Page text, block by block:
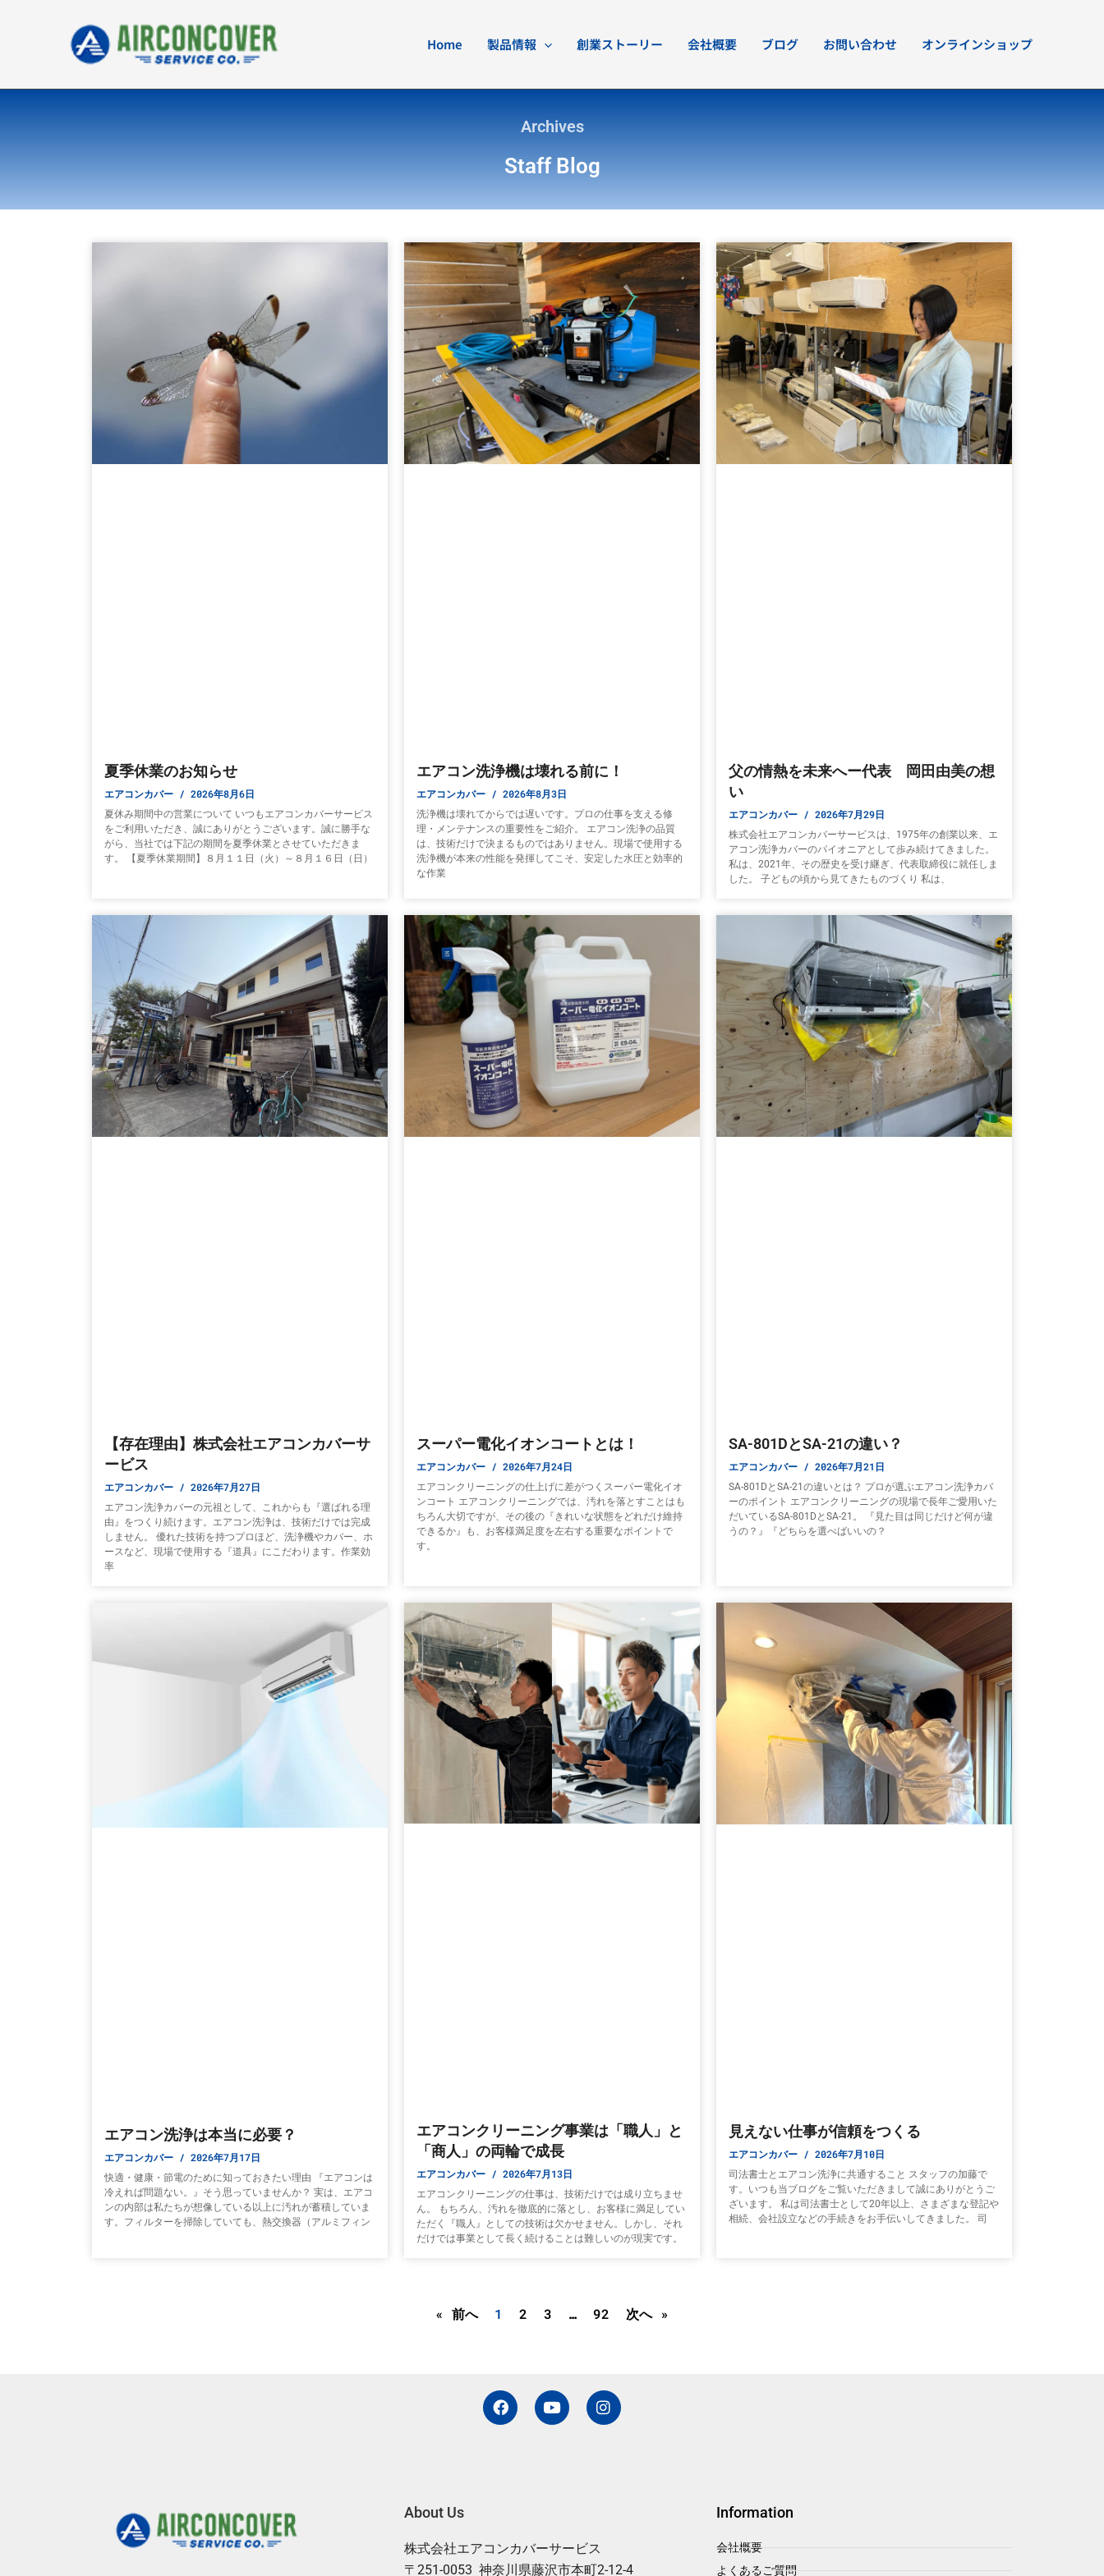
キ
Home 製品情報 創業ストーリー 会社概要 ブログ お問い合わせ オンラインショップ
Archives
Staff Blog
夏季休業のお知らせ
エアコンカバー 2026年8月6日
夏休み期間中の営業について いつもエアコンカバーサービス
をご利用いただき、誠にありがとうございます。誠に勝手な
がら、当社では下記の期間を夏季休業とさせていただきま
す。 【夏季休業期間】８月１１日（火）～８月１６日（日）
エアコン洗浄機は壊れる前に！
エアコンカバー 2026年8月3日
洗浄機は壊れてからでは遅いです。プロの仕事を支える修
理・メンテナンスの重要性をご紹介。 エアコン洗浄の品質
は、技術だけで決まるものではありません。現場で使用する
洗浄機が本来の性能を発揮してこそ、安定した水圧と効率的
な作業
父の情熱を未来へー代表 岡田由美の想
い
エアコンカバー 2026年7月29日
株式会社エアコンカバーサービスは、1975年の創業以来、エ
アコン洗浄カバーのパイオニアとして歩み続けてきました。
私は、2021年、その歴史を受け継ぎ、代表取締役に就任しま
した。 子どもの頃から見てきたものづくり 私は、
【存在理由】株式会社エアコンカバーサ
ービス
エアコンカバー 2026年7月27日
エアコン洗浄カバーの元祖として、これからも『選ばれる理
由』をつくり続けます。エアコン洗浄は、技術だけでは完成
しません。 優れた技術を持つプロほど、洗浄機やカバー、ホ
ースなど、現場で使用する『道具』にこだわります。作業効
率
スーパー電化イオンコートとは！
エアコンカバー 2026年7月24日
エアコンクリーニングの仕上げに差がつくスーパー電化イオ
ンコート エアコンクリーニングでは、汚れを落とすことはも
ちろん大切ですが、その後の『きれいな状態をどれだけ維持
できるか』も、お客様満足度を左右する重要なポイントで
す。
SA-801DとSA-21の違い？
エアコンカバー 2026年7月21日
SA-801DとSA-21の違いとは？ プロが選ぶエアコン洗浄カバ
ーのポイント エアコンクリーニングの現場で長年ご愛用いた
だいているSA-801DとSA-21。 『見た目は同じだけど何が違
うの？』『どちらを選べばいいの？
エアコン洗浄は本当に必要？
エアコンカバー 2026年7月17日
快適・健康・節電のために知っておきたい理由 『エアコンは
冷えれば問題ない。』そう思っていませんか？ 実は、エアコ
ンの内部は私たちが想像している以上に汚れが蓄積していま
す。フィルターを掃除していても、熱交換器（アルミフィン
エアコンクリーニング事業は「職人」と
「商人」の両輪で成長
エアコンカバー 2026年7月13日
エアコンクリーニングの仕事は、技術だけでは成り立ちませ
ん。 もちろん、汚れを徹底的に落とし、お客様に満足してい
ただく『職人』としての技術は欠かせません。しかし、それ
だけでは事業として長く続けることは難しいのが現実です。
見えない仕事が信頼をつくる
エアコンカバー 2026年7月10日
司法書士とエアコン洗浄に共通すること スタッフの加藤で
す。いつも当ブログをご覧いただきまして誠にありがとうご
ざいます。 私は司法書士として20年以上、さまざまな登記や
相続、会社設立などの手続きをお手伝いしてきました。 司
« 前へ
ペ
ー
1
ペ
ー
ジ
2
ペ
ー
ジ
3 …
ペ
ー
ジ
92 次へ »
F
a
c
Y
o
u
I
n
s
About Us
株式会社エアコンカバーサービス
〒251-0053 神奈川県藤沢市本町2-12-4
Information
会社概要
よくあるご質問